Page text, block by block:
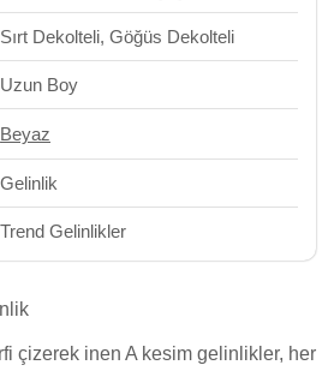
Sırt Dekolteli, Göğüs Dekolteli
Uzun Boy
Beyaz
Gelinlik
Trend Gelinlikler
çizerek inen A kesim gelinlikler, her